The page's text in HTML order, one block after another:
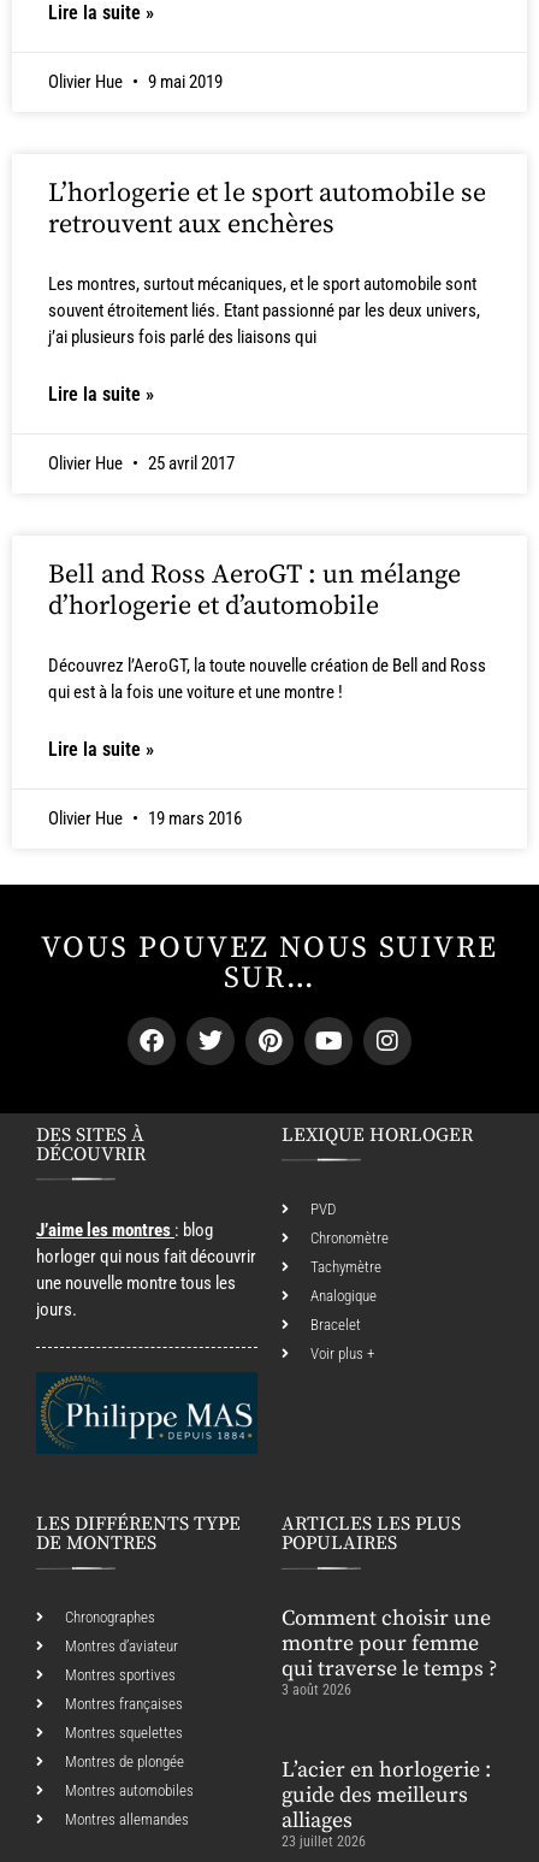
Lire la suite »
Olivier Hue 9 mai 2019
L’horlogerie et le sport automobile se
retrouvent aux enchères
Les montres, surtout mécaniques, et le sport automobile sont
souvent étroitement liés. Etant passionné par les deux univers,
j’ai plusieurs fois parlé des liaisons qui
Lire la suite »
Olivier Hue 25 avril 2017
Bell and Ross AeroGT : un mélange
d’horlogerie et d’automobile
Découvrez l’AeroGT, la toute nouvelle création de Bell and Ross
qui est à la fois une voiture et une montre !
Lire la suite »
Olivier Hue 19 mars 2016
VOUS POUVEZ NOUS SUIVRE
SUR…
DES SITES À
DÉCOUVRIR
J’aime les montres : blog
horloger qui nous fait découvrir
une nouvelle montre tous les
jours.
LEXIQUE HORLOGER
PVD
Chronomètre
Tachymètre
Analogique
Bracelet
Voir plus +
LES DIFFÉRENTS TYPE
DE MONTRES
Chronographes
Montres d’aviateur
Montres sportives
Montres françaises
Montres squelettes
Montres de plongée
Montres automobiles
Montres allemandes
ARTICLES LES PLUS
POPULAIRES
Comment choisir une
montre pour femme
qui traverse le temps ?
3 août 2026
L’acier en horlogerie :
guide des meilleurs
alliages
23 juillet 2026